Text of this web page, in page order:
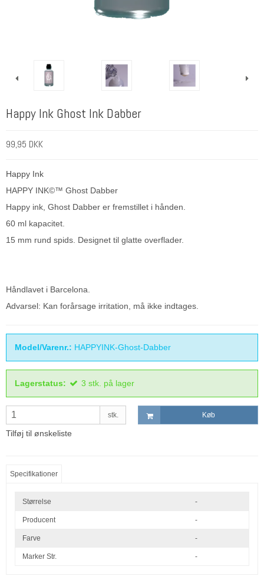
Happy Ink Ghost Ink Dabber
99,95 DKK
Happy Ink
HAPPY INK©™ Ghost Dabber
Happy ink, Ghost Dabber er fremstillet i hånden.
60 ml kapacitet.
15 mm rund spids. Designet til glatte overflader.
Håndlavet i Barcelona.
Advarsel: Kan forårsage irritation, må ikke indtages.
Model/Varenr.: HAPPYINK-Ghost-Dabber
Lagerstatus: 3 stk. på lager
stk. Køb
Tilføj til ønskeliste
Specifikationer
Størrelse -
Producent -
Farve -
Marker Str. -